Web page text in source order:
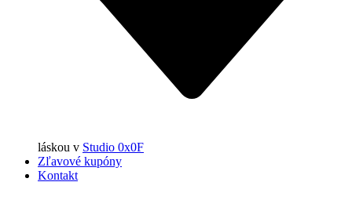
láskou v Studio 0x0F
Zľavové kupóny
Kontakt